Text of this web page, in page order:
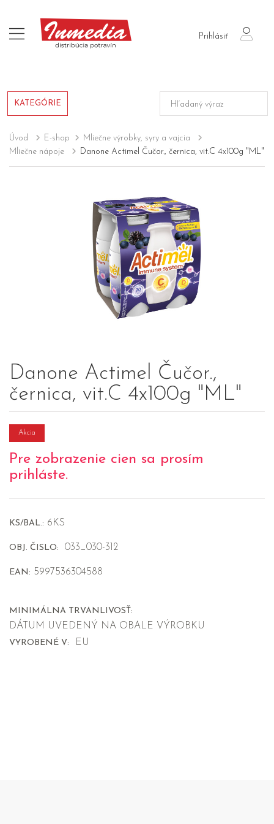
Prihlásiť
login
KATEGÓRIE
Úvod E-shop
Mliečne výrobky, syry a vajcia
Mliečne nápoje
Danone Actimel Čučor., černica, vit.C 4x100g "ML"
Danone Actimel Čučor.,
černica, vit.C 4x100g "ML"
Akcia
Pre zobrazenie cien sa prosím
prihláste.
KS/BAL.: 6KS
OBJ. ČISLO: 033_030-312
EAN: 5997536304588
MINIMÁLNA TRVANLIVOSŤ:
DÁTUM UVEDENÝ NA OBALE VÝROBKU
VYROBENÉ V: EU